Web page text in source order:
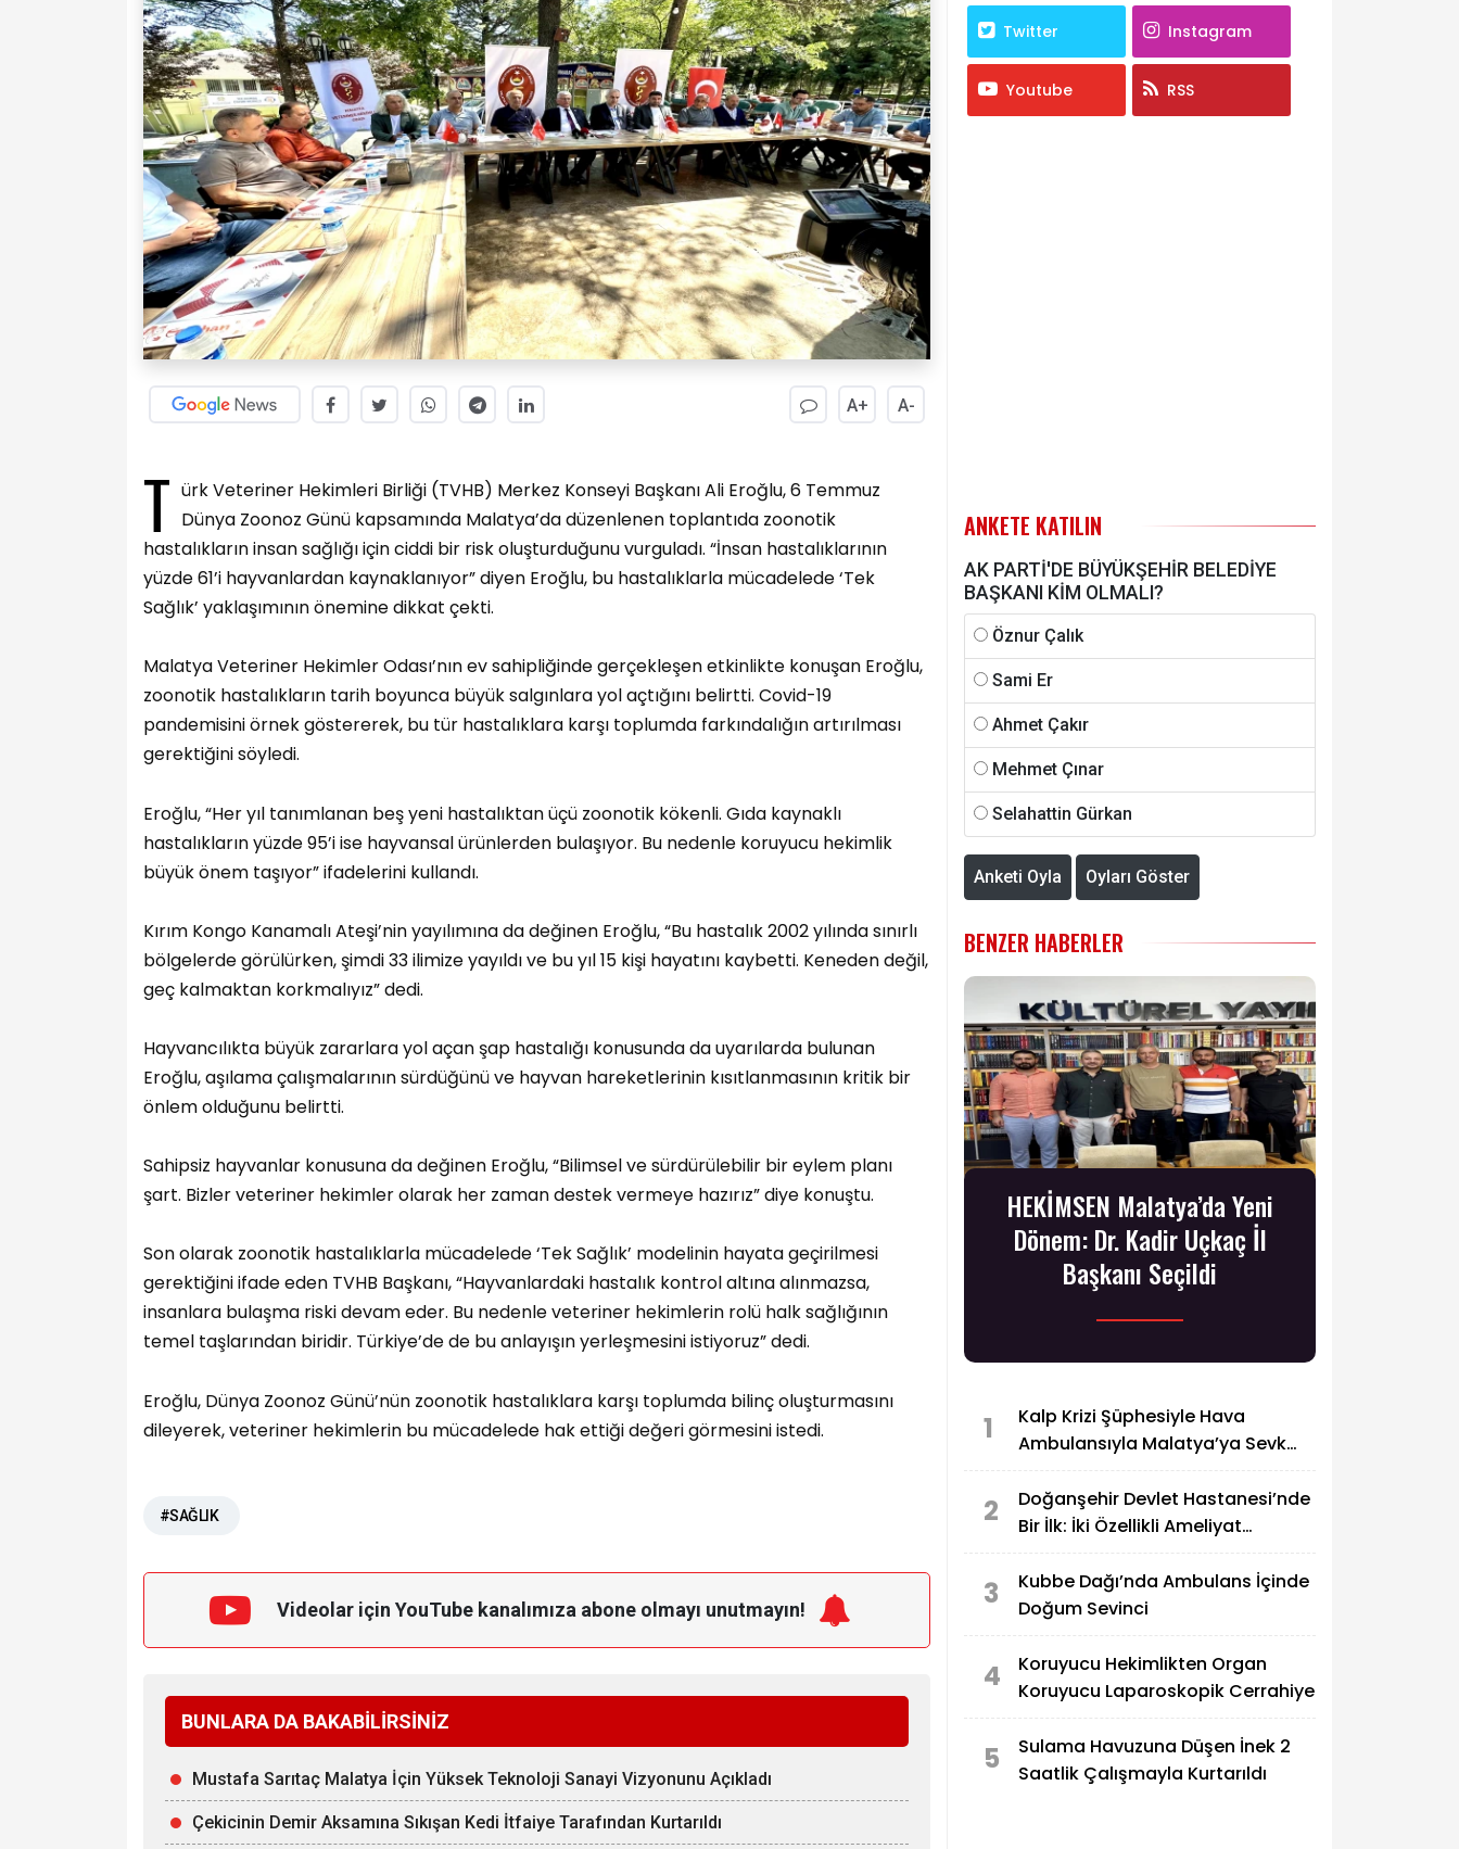
A+ A-
T ürk Veteriner Hekimleri Birliği (TVHB) Merkez Konseyi Başkanı Ali Eroğlu, 6 Temmuz
Dünya Zoonoz Günü kapsamında Malatya’da düzenlenen toplantıda zoonotik
hastalıkların insan sağlığı için ciddi bir risk oluşturduğunu vurguladı. “İnsan hastalıklarının
yüzde 61’i hayvanlardan kaynaklanıyor” diyen Eroğlu, bu hastalıklarla mücadelede ‘Tek
Sağlık’ yaklaşımının önemine dikkat çekti.
Malatya Veteriner Hekimler Odası’nın ev sahipliğinde gerçekleşen etkinlikte konuşan Eroğlu,
zoonotik hastalıkların tarih boyunca büyük salgınlara yol açtığını belirtti. Covid-19
pandemisini örnek göstererek, bu tür hastalıklara karşı toplumda farkındalığın artırılması
gerektiğini söyledi.
Eroğlu, “Her yıl tanımlanan beş yeni hastalıktan üçü zoonotik kökenli. Gıda kaynaklı
hastalıkların yüzde 95’i ise hayvansal ürünlerden bulaşıyor. Bu nedenle koruyucu hekimlik
büyük önem taşıyor” ifadelerini kullandı.
Kırım Kongo Kanamalı Ateşi’nin yayılımına da değinen Eroğlu, “Bu hastalık 2002 yılında sınırlı
bölgelerde görülürken, şimdi 33 ilimize yayıldı ve bu yıl 15 kişi hayatını kaybetti. Keneden değil,
geç kalmaktan korkmalıyız” dedi.
Hayvancılıkta büyük zararlara yol açan şap hastalığı konusunda da uyarılarda bulunan
Eroğlu, aşılama çalışmalarının sürdüğünü ve hayvan hareketlerinin kısıtlanmasının kritik bir
önlem olduğunu belirtti.
Sahipsiz hayvanlar konusuna da değinen Eroğlu, “Bilimsel ve sürdürülebilir bir eylem planı
şart. Bizler veteriner hekimler olarak her zaman destek vermeye hazırız” diye konuştu.
Son olarak zoonotik hastalıklarla mücadelede ‘Tek Sağlık’ modelinin hayata geçirilmesi
gerektiğini ifade eden TVHB Başkanı, “Hayvanlardaki hastalık kontrol altına alınmazsa,
insanlara bulaşma riski devam eder. Bu nedenle veteriner hekimlerin rolü halk sağlığının
temel taşlarından biridir. Türkiye’de de bu anlayışın yerleşmesini istiyoruz” dedi.
Eroğlu, Dünya Zoonoz Günü’nün zoonotik hastalıklara karşı toplumda bilinç oluşturmasını
dileyerek, veteriner hekimlerin bu mücadelede hak ettiği değeri görmesini istedi.
#SAĞLIK
Videolar için YouTube kanalımıza abone olmayı unutmayın!
BUNLARA DA BAKABİLİRSİNİZ
Mustafa Sarıtaç Malatya İçin Yüksek Teknoloji Sanayi Vizyonunu Açıkladı
Çekicinin Demir Aksamına Sıkışan Kedi İtfaiye Tarafından Kurtarıldı
Twitter Instagram
Youtube RSS
ANKETE KATILIN
AK PARTİ'DE BÜYÜKŞEHİR BELEDİYE
BAŞKANI KİM OLMALI?
Öznur Çalık
Sami Er
Ahmet Çakır
Mehmet Çınar
Selahattin Gürkan
Anketi Oyla Oyları Göster
BENZER HABERLER
HEKİMSEN Malatya’da Yeni
Dönem: Dr. Kadir Uçkaç İl
Başkanı Seçildi
1
Kalp Krizi Şüphesiyle Hava
Ambulansıyla Malatya’ya Sevk
2
Doğanşehir Devlet Hastanesi’nde
Bir İlk: İki Özellikli Ameliyat
3
Kubbe Dağı’nda Ambulans İçinde
Doğum Sevinci
4
Koruyucu Hekimlikten Organ
Koruyucu Laparoskopik Cerrahiye
5
Sulama Havuzuna Düşen İnek 2
Saatlik Çalışmayla Kurtarıldı